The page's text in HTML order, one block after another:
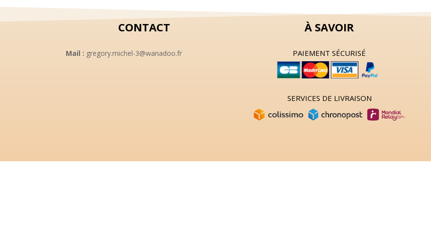
CONTACT
Mail : gregory.michel-3@wanadoo.fr
À SAVOIR
PAIEMENT SÉCURISÉ
SERVICES DE LIVRAISON